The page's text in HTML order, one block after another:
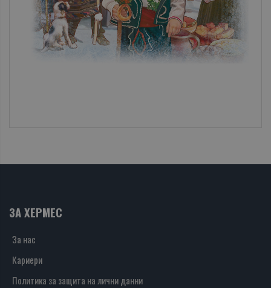
ЗА ХЕРМЕС
За нас
Кариери
Политика за защита на лични данни